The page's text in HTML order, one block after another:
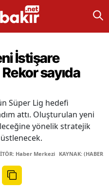
İstişare
sayıda
Süper Lig hedefi
attı. Oluşturulan yeni
yönelik stratejik
Haber Merkezi KAYNAK: (HABER